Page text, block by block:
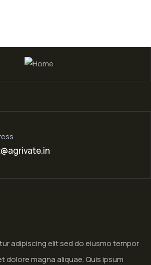
adipiscing elit sed do eiusmo tempor
dolore magna aliquae. Quis ipsum